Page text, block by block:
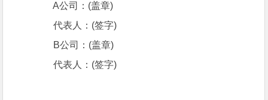
A公司：(盖章)
代表人：(签字)
B公司：(盖章)
代表人：(签字)